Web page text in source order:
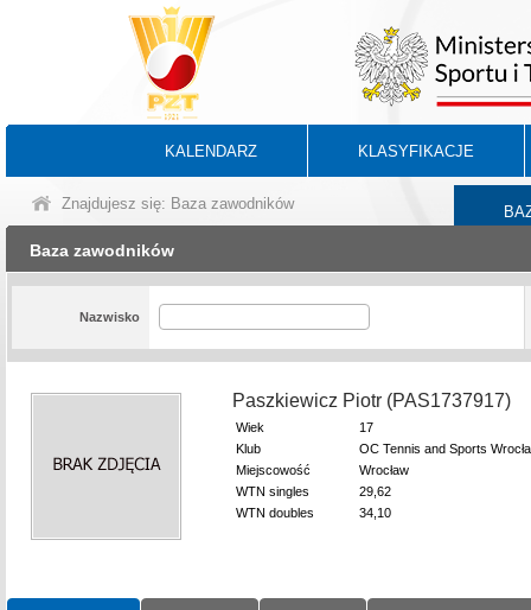
KALENDARZ KLASYFIKACJE
Znajdujesz się: Baza zawodników
Baza zawodników
Nazwisko
Paszkiewicz Piotr (PAS1737917)
Wiek
17
Klub
OC Tennis and Sports
Miejscowość
Wrocław
WTN singles
29,62
WTN doubles
34,10